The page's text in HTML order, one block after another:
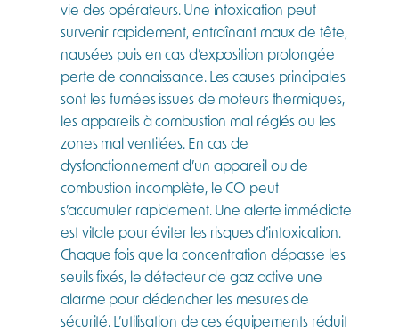
vie des opérateurs. Une intoxication peut
survenir rapidement, entraînant maux de tête,
nausées puis en cas d’exposition prolongée
perte de connaissance. Les causes principales
sont les fumées issues de moteurs thermiques,
les appareils à combustion mal réglés ou les
zones mal ventilées. En cas de
dysfonctionnement d’un appareil ou de
combustion incomplète, le CO peut
s’accumuler rapidement. Une alerte immédiate
est vitale pour éviter les risques d’intoxication.
Chaque fois que la concentration dépasse les
seuils fixés, le détecteur de gaz active une
alarme pour déclencher les mesures de
sécurité. L’utilisation de ces équipements réduit